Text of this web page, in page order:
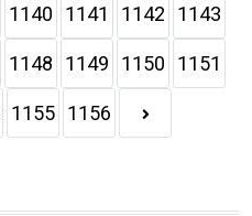
1140 1141 1142 1143
1148 1149 1150 1151
1155 1156